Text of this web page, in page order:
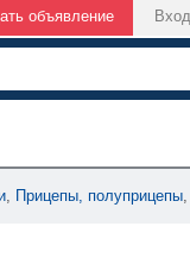
объявление Вход
, Прицепы, полуприцепы